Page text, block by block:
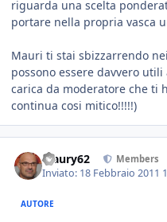
riguarda una scelta
portare nella propria vasca
Mauri ti stai sbizzarrendo
possono essere davvero
carica da moderatore che ti
continua cosi mitico!!!!!)
Maury62 Members
Inviato: 18 Febbraio 2011
AUTORE